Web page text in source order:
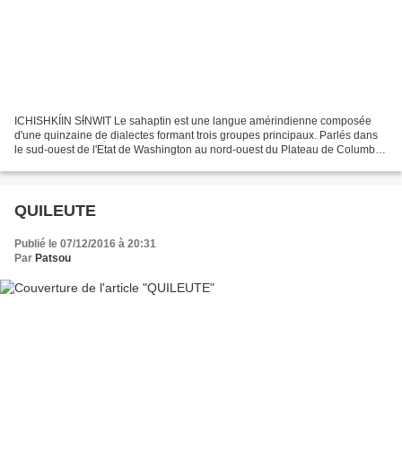
ICHISHKÍIN SƗ́NWIT Le sahaptin est une langue amérindienne composée
d'une quinzaine de dialectes formant trois groupes principaux. Parlés dans
le sud-ouest de l'Etat de Washington au nord-ouest du Plateau de Columbia,
QUILEUTE
Publié le 07/12/2016 à 20:31
Par Patsou